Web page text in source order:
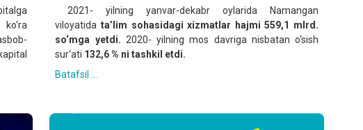
2021- yilning yanvar-dekabr oylarida Namangan
viloyatida ta’lim sohasidagi xizmatlar hajmi 559,1 mlrd.
so‘mga yetdi. 2020- yilning mos davriga nisbatan o‘sish
sur‘ati 132,6 % ni tashkil etdi.
Batafsil ...